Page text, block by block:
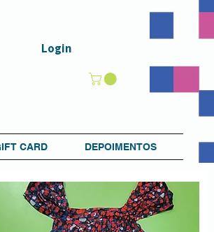
Login
CARD DEPOIMENTOS